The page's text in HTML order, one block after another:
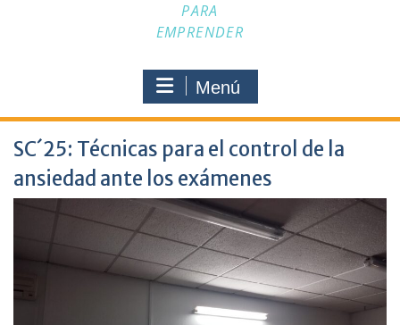
PARA
EMPRENDER
Menú
SC´25: Técnicas para el control de la
ansiedad ante los exámenes